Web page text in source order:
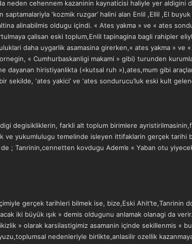
neden cehennem kazaninin kaynaticisi haliyle yer aldigini
‘kozmik ruzgar’ halini alan Enlil ,Ellil ,El
alinabilmis oldugu içindi. « Ates yakma » ve « ates
çalisan eski toplum,Enlil tapinagina bagli rahipler
daha uygarlik asamasina girerken,« ates yakma »
« Cumhurbaskanligi makami » gibi) turunden
dayanan hiristiyanlikta («kutsal ruh »),ates,mum gibi
sekilde, ‘ates yakici’ ve ‘ates sondurucu’luk eski kult
degisikliklerin, farkli alt toplum birimlere
ve yukumlulugu temelinde isleyen ittifaklarin gerçek tarihi
; Tanrinin,cennetten kovdugu Adem’e « Yaban otu
gerçek tarihleri bilmek ise, bize,Eski Ahit’te,Tanrinin
iki büyük ışık » demis oldugunu anlamak olanagi da
» olarak karsilastigimiz asamanin içinde sekillenmis «
nedenleriyle birlikte,anlasilir ozellik